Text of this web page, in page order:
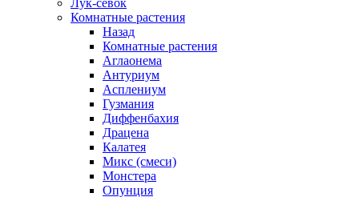
Лук-севок
Комнатные растения
Назад
Комнатные растения
Аглаонема
Антуриум
Асплениум
Гузмания
Диффенбахия
Драцена
Калатея
Микс (смеси)
Монстера
Опунция